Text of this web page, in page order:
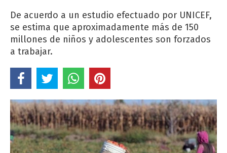
De acuerdo a un estudio efectuado por UNICEF,
se estima que aproximadamente más de 150
millones de niños y adolescentes son forzados
a trabajar.